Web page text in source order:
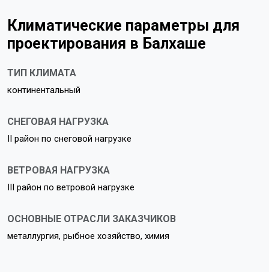
Климатические параметры для
проектирования в Балхаше
ТИП КЛИМАТА
континентальный
СНЕГОВАЯ НАГРУЗКА
II район по снеговой нагрузке
ВЕТРОВАЯ НАГРУЗКА
III район по ветровой нагрузке
ОСНОВНЫЕ ОТРАСЛИ ЗАКАЗЧИКОВ
металлургия, рыбное хозяйство, химия